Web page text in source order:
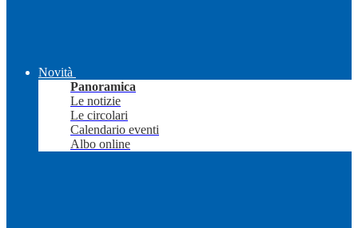
Novità
Panoramica
Le notizie
Le circolari
Calendario eventi
Albo online